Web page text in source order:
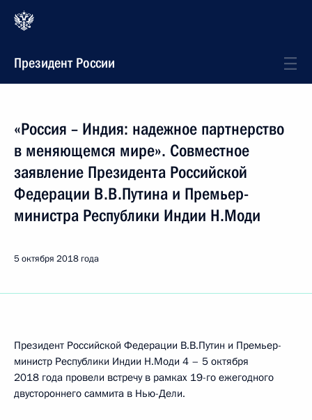
Президент России
«Россия – Индия: надежное партнерство
в меняющемся мире». Совместное
заявление Президента Российской
Федерации В.В.Путина и Премьер-
министра Республики Индии Н.Моди
5 октября 2018 года
Президент Российской Федерации В.В.Путин и Премьер-
министр Республики Индии Н.Моди 4 – 5 октября
2018 года провели встречу в рамках 19-го ежегодного
двустороннего саммита в Нью-Дели.